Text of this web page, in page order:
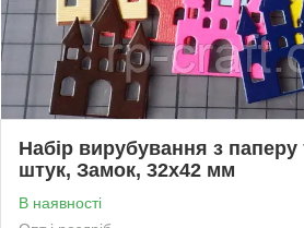
Набір вирубування з паперу
штук, Замок, 32х42 мм
В наявності